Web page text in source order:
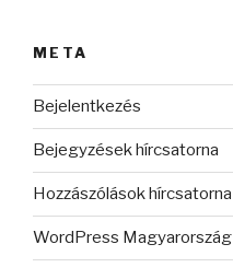
META
Bejelentkezés
Bejegyzések hírcsatorna
Hozzászólások hírcsatorna
WordPress Magyarország